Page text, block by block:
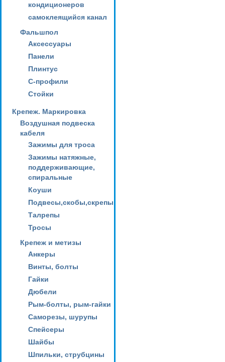
кондиционеров
самоклеящийся канал
Фальшпол
Аксессуары
Панели
Плинтус
С-профили
Стойки
Крепеж. Маркировка
Воздушная подвеска
кабеля
Зажимы для троса
Зажимы натяжные,
поддерживающие,
спиральные
Коуши
Подвесы,скобы,скрепы
Талрепы
Тросы
Крепеж и метизы
Анкеры
Винты, болты
Гайки
Дюбели
Рым-болты, рым-гайки
Саморезы, шурупы
Спейсеры
Шайбы
Шпильки, струбцины